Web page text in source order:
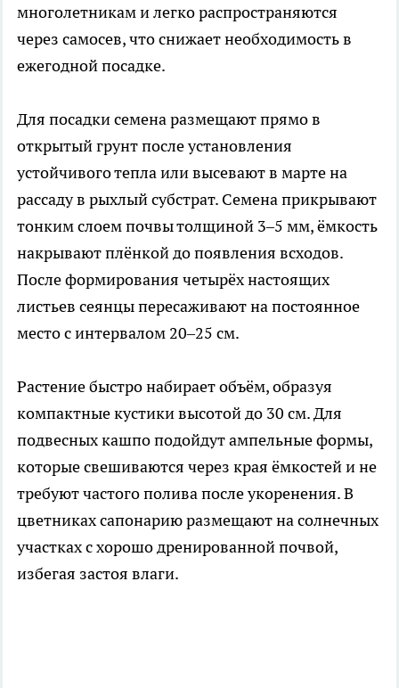
многолетникам и легко распространяются
через самосев, что снижает необходимость в
ежегодной посадке.
Для посадки семена размещают прямо в
открытый грунт после установления
устойчивого тепла или высевают в марте на
рассаду в рыхлый субстрат. Семена прикрывают
тонким слоем почвы толщиной 3–5 мм, ёмкость
накрывают плёнкой до появления всходов.
После формирования четырёх настоящих
листьев сеянцы пересаживают на постоянное
место с интервалом 20–25 см.
Растение быстро набирает объём, образуя
компактные кустики высотой до 30 см. Для
подвесных кашпо подойдут ампельные формы,
которые свешиваются через края ёмкостей и не
требуют частого полива после укоренения. В
цветниках сапонарию размещают на солнечных
участках с хорошо дренированной почвой,
избегая застоя влаги.